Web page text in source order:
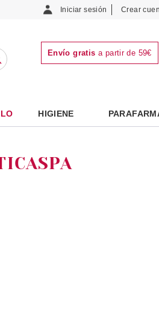
Iniciar sesión Crear
Envío gratis a partir de 59€
HIGIENE